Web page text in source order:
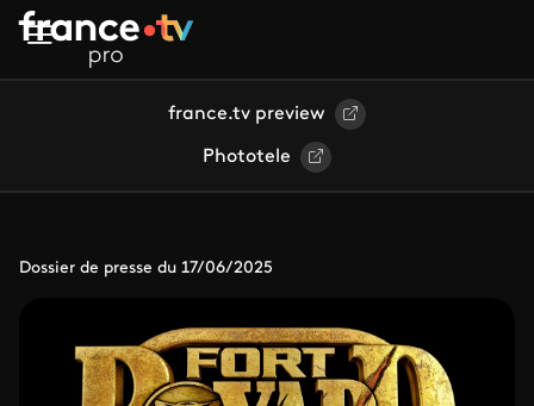
Aller au contenu principal
france.tv preview
Phototele
Dossier de presse du 17/06/2025